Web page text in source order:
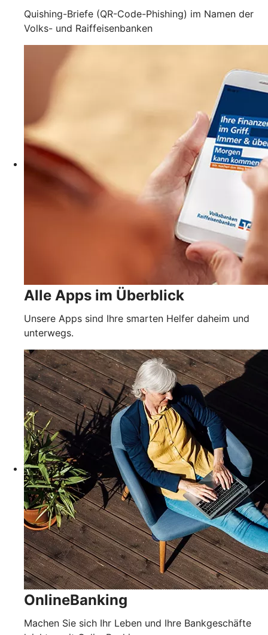
Quishing-Briefe (QR-Code-Phishing) im Namen der
Volks- und Raiffeisenbanken
Alle Apps im Überblick
Unsere Apps sind Ihre smarten Helfer daheim und
unterwegs.
OnlineBanking
Machen Sie sich Ihr Leben und Ihre Bankgeschäfte